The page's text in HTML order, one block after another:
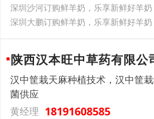
深圳沙河订购鲜羊奶，乐享新鲜好羊奶
深圳大鹏订购鲜羊奶，乐享新鲜好羊奶
陕西汉本旺中草药有限公
汉中筐栽天麻种植技术，汉中筐
菌供应
黄经理 18191608585